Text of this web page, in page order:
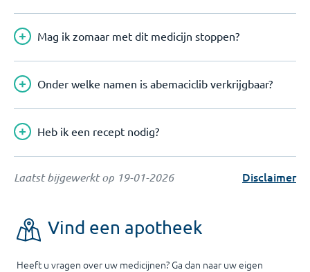
Mag ik zomaar met dit medicijn stoppen?
Onder welke namen is abemaciclib verkrijgbaar?
Heb ik een recept nodig?
Laatst bijgewerkt op 19-01-2026 Disclaimer
Vind een apotheek
Heeft u vragen over uw medicijnen? Ga dan naar uw eigen